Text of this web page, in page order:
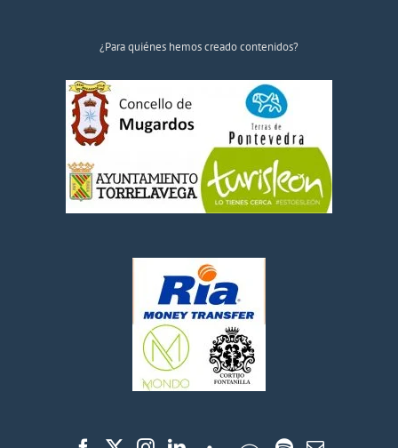
¿Para quiénes hemos creado contenidos?